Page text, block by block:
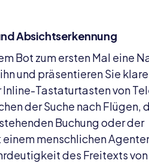
Absichtserkennung
Bot zum ersten Mal eine
und präsentieren Sie klare
Tastaturtasten von
der Suche nach Flügen,
Buchung oder der
menschlichen
des Freitexts